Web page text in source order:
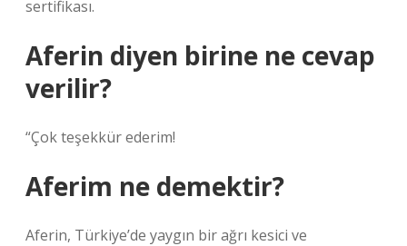
sertifikası.
Aferin diyen birine ne cevap
verilir?
“Çok teşekkür ederim!
Aferim ne demektir?
Aferin, Türkiye’de yaygın bir ağrı kesici ve